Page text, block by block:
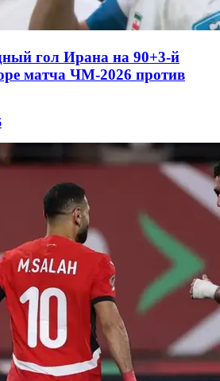
гол Ирана на 90+3-й
матча ЧМ-2026 против